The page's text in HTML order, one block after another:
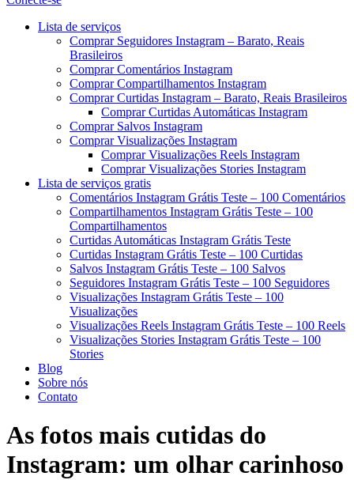
Menu
Lista de serviços
Comprar Seguidores Instagram – Barato, Reais
Brasileiros
Comprar Comentários Instagram
Comprar Compartilhamentos Instagram
Comprar Curtidas Instagram – Barato, Reais Brasileiros
Comprar Curtidas Automáticas Instagram
Comprar Salvos Instagram
Comprar Visualizações Instagram
Comprar Visualizações Reels Instagram
Comprar Visualizações Stories Instagram
Lista de serviços gratis
Comentários Instagram Grátis Teste – 100 Comentários
Compartilhamentos Instagram Grátis Teste – 100
Compartilhamentos
Curtidas Automáticas Instagram Grátis Teste
Curtidas Instagram Grátis Teste – 100 Curtidas
Salvos Instagram Grátis Teste – 100 Salvos
Seguidores Instagram Grátis Teste – 100 Seguidores
Visualizações Instagram Grátis Teste – 100
Visualizações
Visualizações Reels Instagram Grátis Teste – 100 Reels
Visualizações Stories Instagram Grátis Teste – 100
Stories
Blog
Sobre nós
Contato
As fotos mais cutidas do
Instagram: um olhar carinhoso